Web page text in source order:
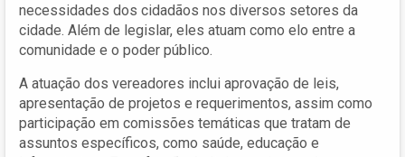
necessidades dos cidadãos nos diversos setores da
cidade. Além de legislar, eles atuam como elo entre a
comunidade e o poder público.
A atuação dos vereadores inclui aprovação de leis,
apresentação de projetos e requerimentos, assim como
participação em comissões temáticas que tratam de
assuntos específicos, como saúde, educação e